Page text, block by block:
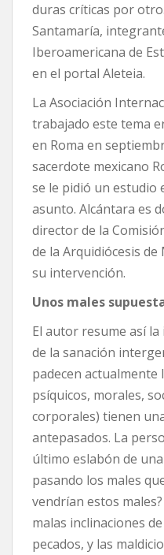
duras críticas por
Santamaría,
Iberoamericana de
en el portal Aleteia.
La Asociación
trabajado este tema
en Roma en
sacerdote mexicano
se le pidió un estudio
asunto. Alcántara es
director de la
de la Arquidiócesis de
su intervención.
Unos males
El autor resume así la
de la sanación
padecen actualmente
psíquicos, morales,
corporales) tienen
antepasados. La
último eslabón de
pasando los males
vendrían estos
malas inclinaciones
pecados, y las